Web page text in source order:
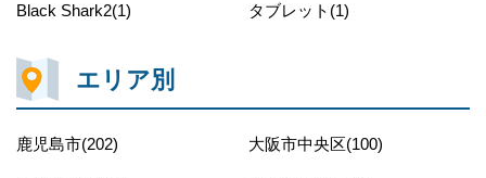
Black Shark2(1) タブレット(1)
エリア別
鹿児島市(202) 大阪市中央区(100)